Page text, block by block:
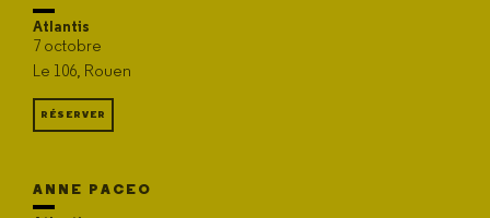
Atlantis
7 octobre
Le 106, Rouen
RÉSERVER
ANNE PACEO